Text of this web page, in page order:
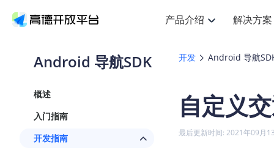
产品介绍
产品介绍 搜索定位
搜索 HOT
位置、周边、行政区、ID等查询
JS Android iOS
解决方案
解决方案 提供LBS领域的Agent解决方案
提供智能守护与运动出行解决方
智能眼镜实时导航及智慧出行解
文档与支持 API
Web高级服务API
定价 产品定价
技术服务许可
Android定位
浏览器定位
Android 导航SDK
概述
入门指南
开发指南
开发 Android 导航
自定义
最后更新时间: 2021年09月